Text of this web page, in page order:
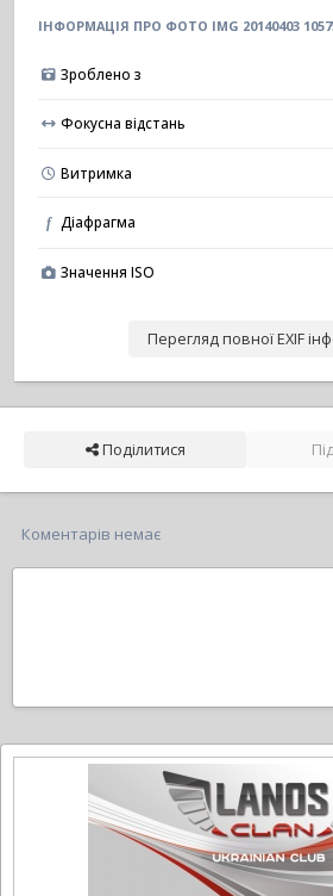
ІНФОРМАЦІЯ ПРО ФОТО IMG 20140403
Зроблено з
Фокусна відстань
Витримка
f Діафрагма
Значення ISO
Перегляд повної EXIF
Поділитися
Коментарів немає